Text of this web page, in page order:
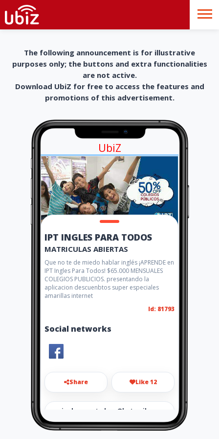
The following announcement is for illustrative
purposes only; the buttons and extra functionalities
are not active.
Download UbiZ for free to access the features and
promotions of this advertisement.
UbiZ
IPT INGLES PARA TODOS
MATRICULAS ABIERTAS
Que no te de miedo hablar inglés ¡APRENDE en
IPT Ingles Para Todos! $65.000 MENSUALES
COLEGIOS PUBLICIOS. presentando la
aplicacion descuenbtos super especiales
amarillas internet
Id: 81793
Social networks
Share Like 12
inglesparatodoss@hotmail.co